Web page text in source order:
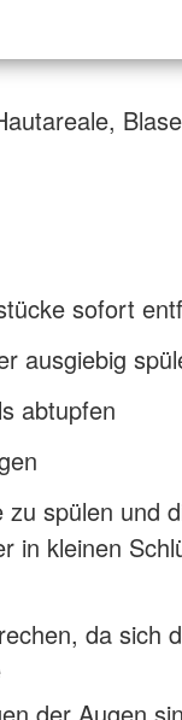
sofort
ausgiebig
abtupfen
spülen und
in kleinen
da sich